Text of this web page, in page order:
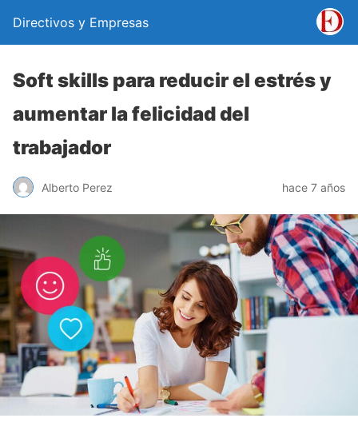
Directivos y Empresas
Soft skills para reducir el estrés y
aumentar la felicidad del
trabajador
Alberto Perez hace 7 años